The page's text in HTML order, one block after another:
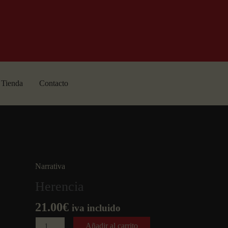
Tienda Contacto
Narrativa
Herencia
21.00€ iva incluido
Herencia
Añadir al carrito